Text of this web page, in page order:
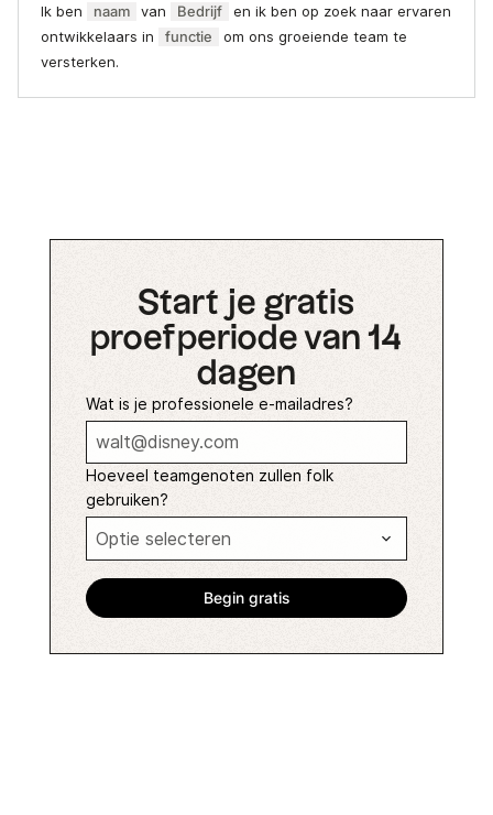
Ik ben
naam van Bedrijf
en ik ben op zoek naar ervaren
ontwikkelaars in
functie
om ons groeiende team te
versterken.
Start je gratis
proefperiode van 14
dagen
Wat is je professionele e-mailadres?
Hoeveel teamgenoten zullen folk
gebruiken?